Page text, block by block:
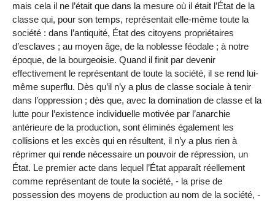
mais cela il ne l’était que dans la mesure où il était l’État de la
classe qui, pour son temps, représentait elle-même toute la
société : dans l’antiquité, État des citoyens propriétaires
d’esclaves ; au moyen âge, de la noblesse féodale ; à notre
époque, de la bourgeoisie. Quand il finit par devenir
effectivement le représentant de toute la société, il se rend lui-
même superflu. Dès qu’il n’y a plus de classe sociale à tenir
dans l’oppression ; dès que, avec la domination de classe et la
lutte pour l’existence individuelle motivée par l’anarchie
antérieure de la production, sont éliminés également les
collisions et les excès qui en résultent, il n’y a plus rien à
réprimer qui rende nécessaire un pouvoir de répression, un
État. Le premier acte dans lequel l’État apparaît réellement
comme représentant de toute la société, - la prise de
possession des moyens de production au nom de la société, -